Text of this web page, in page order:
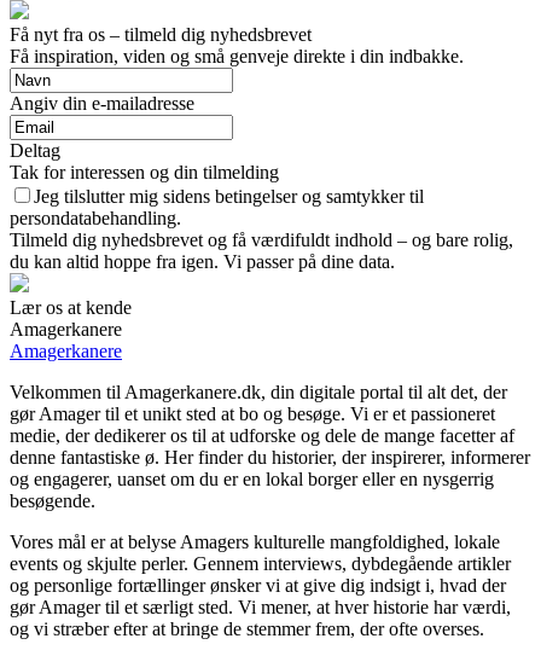
Få nyt fra os – tilmeld dig nyhedsbrevet
Få inspiration, viden og små genveje direkte i din indbakke.
Angiv din e-mailadresse
Deltag
Tak for interessen og din tilmelding
Jeg tilslutter mig sidens betingelser og samtykker til
persondatabehandling.
Tilmeld dig nyhedsbrevet og få værdifuldt indhold – og bare rolig,
du kan altid hoppe fra igen. Vi passer på dine data.
Lær os at kende
Amagerkanere
Amagerkanere
Velkommen til Amagerkanere.dk, din digitale portal til alt det, der
gør Amager til et unikt sted at bo og besøge. Vi er et passioneret
medie, der dedikerer os til at udforske og dele de mange facetter af
denne fantastiske ø. Her finder du historier, der inspirerer, informerer
og engagerer, uanset om du er en lokal borger eller en nysgerrig
besøgende.
Vores mål er at belyse Amagers kulturelle mangfoldighed, lokale
events og skjulte perler. Gennem interviews, dybdegående artikler
og personlige fortællinger ønsker vi at give dig indsigt i, hvad der
gør Amager til et særligt sted. Vi mener, at hver historie har værdi,
og vi stræber efter at bringe de stemmer frem, der ofte overses.